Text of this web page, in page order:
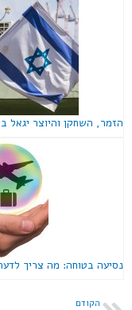
הזמר, השחקן והיוצר יגאל
נסיעה בטוחה: מה צריך
הקודם